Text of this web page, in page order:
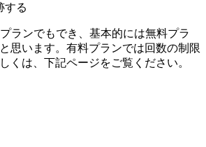
する
ランでもでき、基本的には無料プラ
思います。有料プランでは回数の制限
くは、下記ページをご覧ください。